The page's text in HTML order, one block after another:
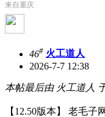
来自重庆
46# 火工道人
2026-7-7 12:38
本帖最后由 火工道人
【12.50版本】 老毛